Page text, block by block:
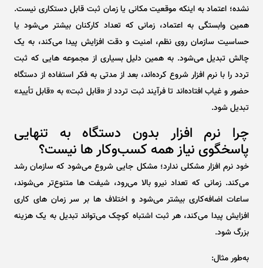
نشده؛ اعتماد به اینکه موقعیت مکانی یا زمان ثبت قابل دستکاری نیست.
همین وابستگی به اعتماد، زمانی که تعداد کارکنان بیشتر می‌شود یا
حساسیت سازمان روی نظم، امنیت و دقت افزایش پیدا می‌کند، به یک
چالش تبدیل می‌شود. به همین دلیل بسیاری از مجموعه ‌هایی که ثبت
تردد را با نرم ‌افزار شروع کرده‌اند، بعد از مدتی به فکر استفاده از دستگاه
حضور و غیاب افتاده‌اند تا فرآیند ثبت تردد از «قابل ثبت» به «قابل تأیید»
تبدیل شود.
چرا نرم ‌افزار بدون دستگاه به‌ تنهایی
پاسخگوی نیاز همه کسب‌وکار ها نیست؟
خود نرم ‌افزار مشکلی ندارد؛ مشکل جایی شروع می‌شود که سازمان رشد
می‌کند. زمانی که تعداد نیرو بالا می‌رود، شیفت ‌ها متنوع‌تر می‌شوند،
ساعات اضافه‌کاری بیشتر می‌شود و اختلاف‌ ها بر سر زمان‌ های کاری
افزایش پیدا می‌کند، هر ثبت اشتباه کوچک می‌تواند تبدیل به یک هزینه
بزرگ شود.
به‌طور مثال: